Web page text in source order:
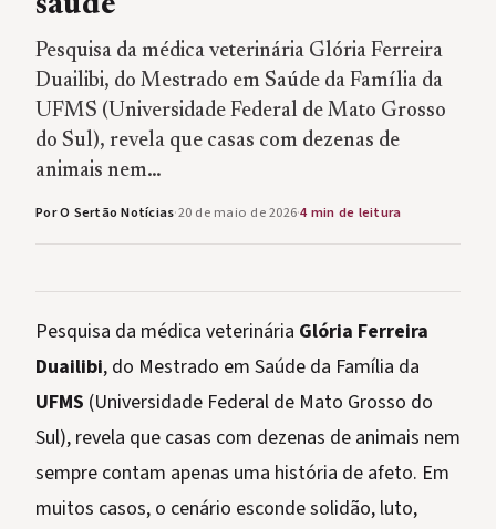
Pesquisa da médica veterinária Glória Ferreira
Duailibi, do Mestrado em Saúde da Família da
UFMS (Universidade Federal de Mato Grosso
do Sul), revela que casas com dezenas de
animais nem…
Por O Sertão Notícias·20 de maio de 2026·4 min de leitura
Pesquisa da médica veterinária Glória Ferreira
Duailibi, do Mestrado em Saúde da Família da
UFMS (Universidade Federal de Mato Grosso do
Sul), revela que casas com dezenas de animais nem
sempre contam apenas uma história de afeto. Em
muitos casos, o cenário esconde solidão, luto,